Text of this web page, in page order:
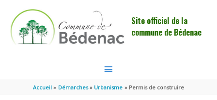
Site officiel de la
commune de Bédenac
MENU
PRINCIPAL
Accueil Démarches Urbanisme Permis de construire